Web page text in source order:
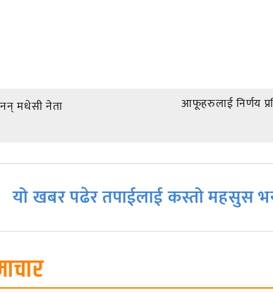
मधेसी नेता
आफूहरुलाई निर्णय
यो खबर पढेर तपाईलाई कस्तो महसुस